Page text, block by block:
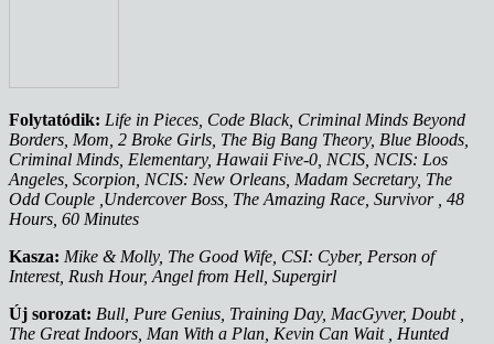
Folytatódik: Life in Pieces, Code Black, Criminal Minds Beyond
Borders, Mom, 2 Broke Girls, The Big Bang Theory, Blue Bloods,
Criminal Minds, Elementary, Hawaii Five-0, NCIS, NCIS: Los
Angeles, Scorpion, NCIS: New Orleans, Madam Secretary, The
Odd Couple ,Undercover Boss, The Amazing Race, Survivor , 48
Hours, 60 Minutes
Kasza: Mike & Molly, The Good Wife, CSI: Cyber, Person of
Interest, Rush Hour, Angel from Hell, Supergirl
Új sorozat: Bull, Pure Genius, Training Day, MacGyver, Doubt ,
The Great Indoors, Man With a Plan, Kevin Can Wait , Hunted